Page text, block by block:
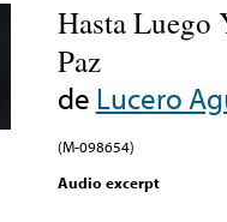
Hasta Luego
Paz
de Lucero
(M-098654)
Audio excerpt